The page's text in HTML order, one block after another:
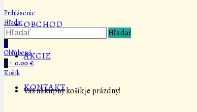
OBCHOD
AKCIE
KONTAKT
Prihlásenie
Hľadať
Hľadať
0
Obľúbené
0 / 0.00 €
Košík
Váš nákupný košík je prázdny!